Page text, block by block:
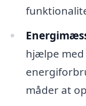
hjælpe
måder at